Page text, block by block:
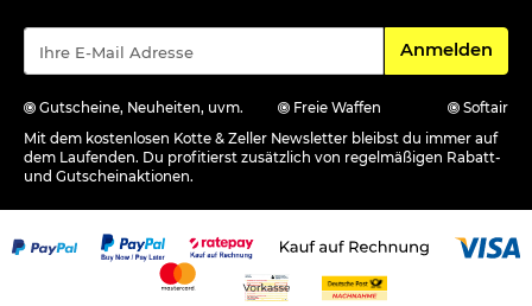
Für den
Anmelden
Gutscheine, Neuheiten, uvm. Freie Waffen
Softair
Mit dem kostenlosen Kotte & Zeller Newsletter bleibst du immer auf
dem Laufenden. Du profitierst zusätzlich von regelmäßigen Rabatt-
und Gutscheinaktionen.